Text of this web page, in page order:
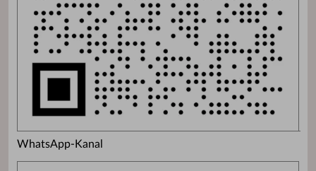
WhatsApp-Kanal